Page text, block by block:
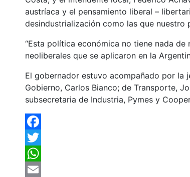
austríaca y el pensamiento liberal –
desindustrialización como las que nuestro
“Esta política económica no tiene nada
neoliberales que se aplicaron en la
El gobernador estuvo acompañado por la
Gobierno, Carlos Bianco; de Transporte,
subsecretaria de Industria, Pymes y
Facebook
Twitter
WhatsApp